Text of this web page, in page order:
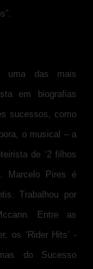
uma das mais
em biografias
sucessos, como
o musical – a
de ‘2 filhos
Marcelo Pires é
Trabalhou por
Entre as
os ‘Rider Hits’ -
do Sucesso